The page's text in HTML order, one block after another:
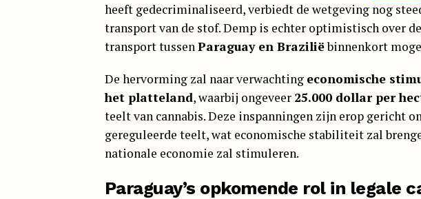
heeft gedecriminaliseerd, verbiedt de wetgeving nog
transport van de stof. Demp is echter optimistisch over
transport tussen Paraguay en Braziliëbinnenkort
De hervorming zal naar verwachting economische
het platteland, waarbij ongeveer 25.000 dollar per
teelt van cannabis. Deze inspanningen zijn erop gericht
gereguleerde teelt, wat economische stabiliteit zal
nationale economie zal stimuleren.
Paraguay’s opkomende rol in legale